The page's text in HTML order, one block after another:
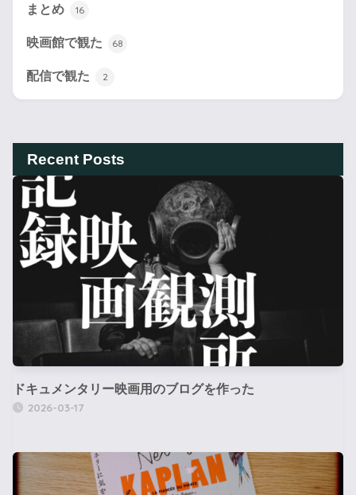
まとめ 16
映画館で観た 68
配信で観た 2
Recent Posts
ドキュメンタリー映画用のブログを作った
2026-03-17